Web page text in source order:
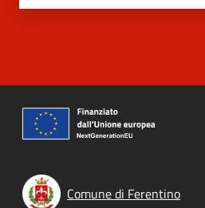
Comune di Ferentino